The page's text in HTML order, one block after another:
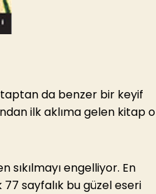
da benzer bir keyif
ilk aklıma gelen kitap o
engelliyor. En
sayfalık bu güzel eseri